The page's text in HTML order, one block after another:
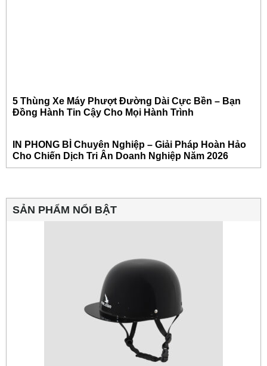
5 Thùng Xe Máy Phượt Đường Dài Cực Bền – Bạn
Đồng Hành Tin Cậy Cho Mọi Hành Trình
IN PHONG BÌ Chuyên Nghiệp – Giải Pháp Hoàn Hảo
Cho Chiến Dịch Tri Ân Doanh Nghiệp Năm 2026
SẢN PHẨM NỔI BẬT